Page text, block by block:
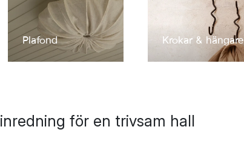
Plafond Krokar & hängare
för en trivsam hall